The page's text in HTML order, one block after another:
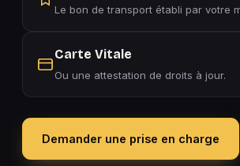
Le bon de transport établi par votre
Carte Vitale
Ou une attestation de droits à jour.
Demander une prise en charge